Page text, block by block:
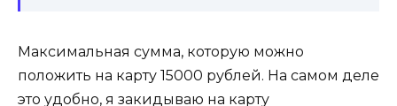
Максимальная сумма, которую можно
положить на карту 15000 рублей. На самом деле
это удобно, я закидываю на карту